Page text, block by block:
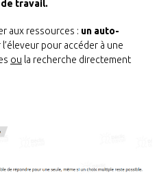
travail.
aux ressources : un auto-
l’éleveur pour accéder à une
ou la recherche directement